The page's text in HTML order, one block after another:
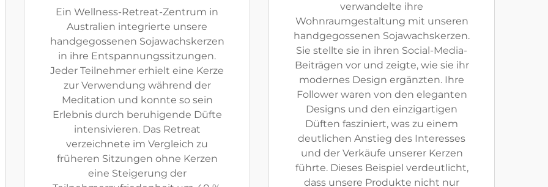
Ein Wellness-Retreat-Zentrum in
Australien integrierte unsere
handgegossenen Sojawachskerzen
in ihre Entspannungssitzungen.
Jeder Teilnehmer erhielt eine Kerze
zur Verwendung während der
Meditation und konnte so sein
Erlebnis durch beruhigende Düfte
intensivieren. Das Retreat
verzeichnete im Vergleich zu
früheren Sitzungen ohne Kerzen
eine Steigerung der
verwandelte ihre
Wohnraumgestaltung mit unseren
handgegossenen Sojawachskerzen.
Sie stellte sie in ihren Social-Media-
Beiträgen vor und zeigte, wie sie ihr
modernes Design ergänzten. Ihre
Follower waren von den eleganten
Designs und den einzigartigen
Düften fasziniert, was zu einem
deutlichen Anstieg des Interesses
und der Verkäufe unserer Kerzen
führte. Dieses Beispiel verdeutlicht,
dass unsere Produkte nicht nur